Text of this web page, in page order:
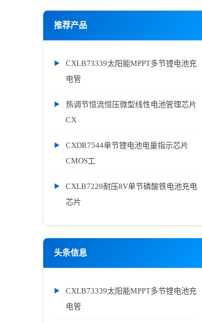
推荐产品
CXLB73339太阳能MPPT多节锂电池充
电管
热调节恒流恒压微型线性电池管理芯片
CX
CXDR7544单节锂电池电量指示芯片
CMOS工
CXLB7229耐压8V单节磷酸铁电池充电
芯片
头条信息
CXLB73339太阳能MPPT多节锂电池充
电管